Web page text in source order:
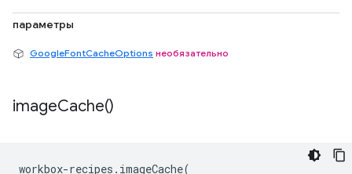
параметры
GoogleFontCacheOptions необязательно
imageCache()
workbox-recipes . imageCache(